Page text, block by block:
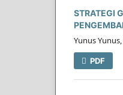
STRATEGI
Yunus
PDF